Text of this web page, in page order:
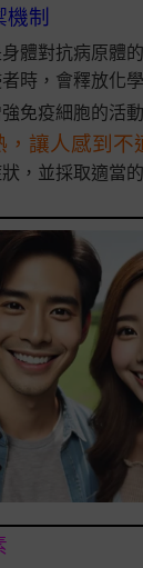
機制
體對抗病原體
時，會釋放化
免疫細胞的活
讓人感到不
，並採取適當